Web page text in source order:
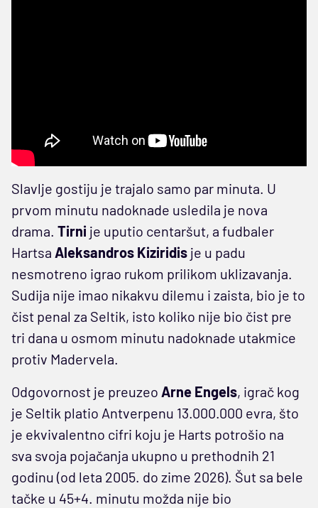
Slavlje gostiju je trajalo samo par minuta. U
prvom minutu nadoknade usledila je nova
drama. Tirni je uputio centaršut, a fudbaler
Hartsa Aleksandros Kiziridis je u padu
nesmotreno igrao rukom prilikom uklizavanja.
Sudija nije imao nikakvu dilemu i zaista, bio je to
čist penal za Seltik, isto koliko nije bio čist pre
tri dana u osmom minutu nadoknade utakmice
protiv Madervela.
Odgovornost je preuzeo Arne Engels, igrač kog
je Seltik platio Antverpenu 13.000.000 evra, što
je ekvivalentno cifri koju je Harts potrošio na
sva svoja pojačanja ukupno u prethodnih 21
godinu (od leta 2005. do zime 2026). Šut sa bele
tačke u 45+4. minutu možda nije bio